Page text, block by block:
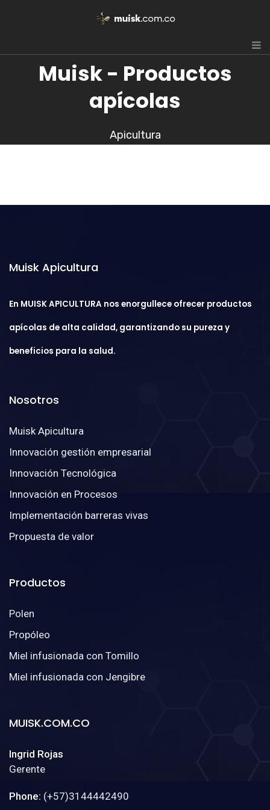
Muisk - Productos
apícolas
Apicultura
Muisk Apicultura
En MUISK APICULTURA nos enorgullece ofrecer productos
apícolas de alta calidad, garantizando su pureza y
beneficios para la salud.
Nosotros
Muisk Apicultura
Innovación gestión empresarial
Innovación Tecnológica
Innovación en Procesos
Implementación barreras vivas
Propuesta de valor
Productos
Polen
Propóleo
Miel infusionada con Tomillo
Miel infusionada con Jengibre
MUISK.COM.CO
Ingrid Rojas
Gerente
Phone: (+57)3144442490